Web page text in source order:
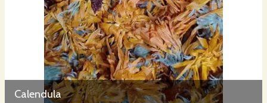
Calendula